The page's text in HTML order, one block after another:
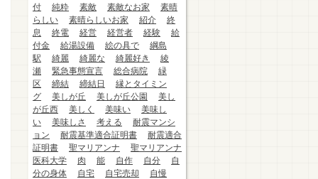
付
純粋 素敵 素敵なお家
素晴
らしい
素晴らしいお家 紹介
終
息
終電 経営 経営者 経験
給
付金
給湯設備 絵の具で
綱島
駅
綺麗 綺麗な 綺麗好き
綾
瀬
緊急事態宣言 総合病院
緑
区
締結 締結日
縁とタイミン
グ
美しが丘 美しが丘公園
美し
が丘西
美しく 美味い
美味し
い
美味しさ 考える
耐震マンシ
ョン
耐震基準適合証明書
耐震適合
証明書
聖マリアンナ
聖マリアンナ
医科大学
肉 能 自作 自分
自
分の身体
自宅 自宅売却
自慢